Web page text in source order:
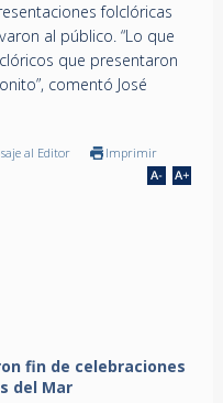
folclóricas
al público. “Lo que
que presentaron
comentó José
al Editor Imprimir
fin de celebraciones
del Mar